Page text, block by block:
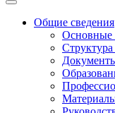
Toggle
navigationОбщие сведения
Основные